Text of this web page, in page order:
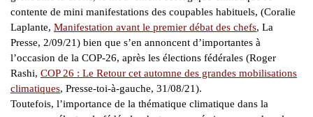
contente de mini manifestations des coupables habituels, (Coralie
Laplante, Manifestation avant le premier débat des chefs, La
Presse, 2/09/21) bien que s’en annoncent d’importantes à
l’occasion de la COP-26, après les élections fédérales (Roger
Rashi, COP 26 : Le Retour cet automne des grandes mobilisations
climatiques, Presse-toi-à-gauche, 31/08/21).
Toutefois, l’importance de la thématique climatique dans la